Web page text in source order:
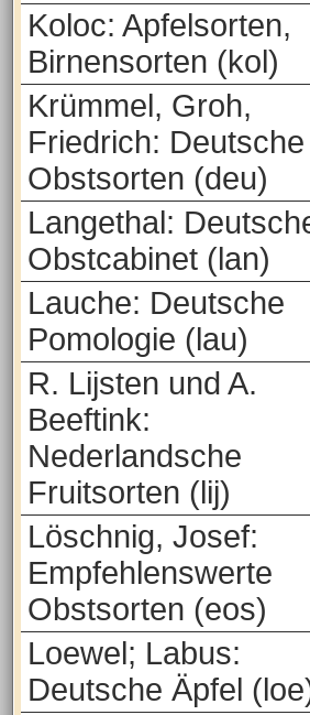
Koloc: Apfelsorten,
Birnensorten (kol)
Krümmel, Groh,
Friedrich: Deutsche
Obstsorten (deu)
Langethal:
Obstcabinet (lan)
Lauche: Deutsche
Pomologie (lau)
R. Lijsten und A.
Beeftink:
Nederlandsche
Fruitsorten (lij)
Löschnig, Josef:
Empfehlenswerte
Obstsorten (eos)
Loewel; Labus:
Deutsche Äpfel